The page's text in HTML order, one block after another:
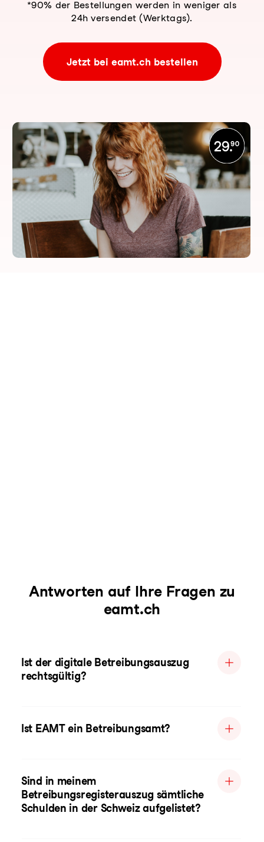
*90% der Bestellungen werden in weniger als
24h versendet (Werktags).
Jetzt bei eamt.ch bestellen
Antworten auf Ihre Fragen zu
eamt.ch
Ist der digitale Betreibungsauszug
rechtsgültig?
Ist EAMT ein Betreibungsamt?
Sind in meinem
Betreibungsregisterauszug sämtliche
Schulden in der Schweiz aufgelistet?